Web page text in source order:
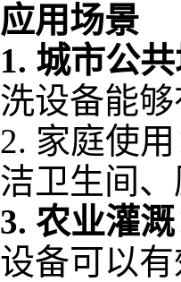
应用场景
1. 城市公共
洗设备能
2. 家庭使
洁卫生间、
3. 农业灌溉
设备可以